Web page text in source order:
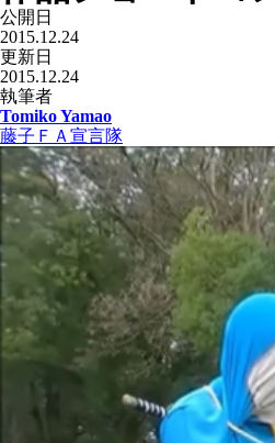
公開日
2015.12.24
更新日
2015.12.24
執筆者
Tomiko Yamao
藤子ＦＡ宣言隊